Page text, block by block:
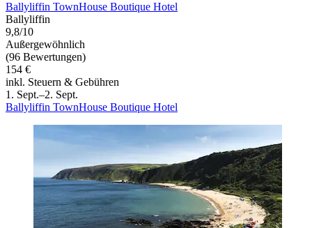
Ballyliffin TownHouse Boutique Hotel
Ballyliffin
9,8/10
Außergewöhnlich
(96 Bewertungen)
154 €
inkl. Steuern & Gebühren
1. Sept.–2. Sept.
Ballyliffin TownHouse Boutique Hotel